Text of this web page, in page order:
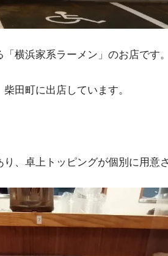
横浜家系ラーメン」のお店です。
田町に出店しています。
、卓上トッピングが個別に用意